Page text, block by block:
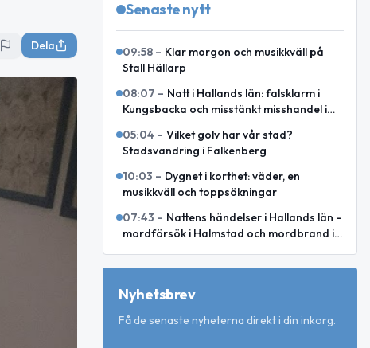
Dela
Senaste nytt
09:58 – Klar morgon och musikkväll på
Stall Hällarp
08:07 – Natt i Hallands län: falsklarm i
Kungsbacka och misstänkt misshandel i
05:04 – Vilket golv har vår stad?
Stadsvandring i Falkenberg
10:03 – Dygnet i korthet: väder, en
musikkväll och toppsökningar
07:43 – Nattens händelser i Hallands län –
mordförsök i Halmstad och mordbrand i
Nyhetsbrev
Få de senaste nyheterna direkt i din inkorg.